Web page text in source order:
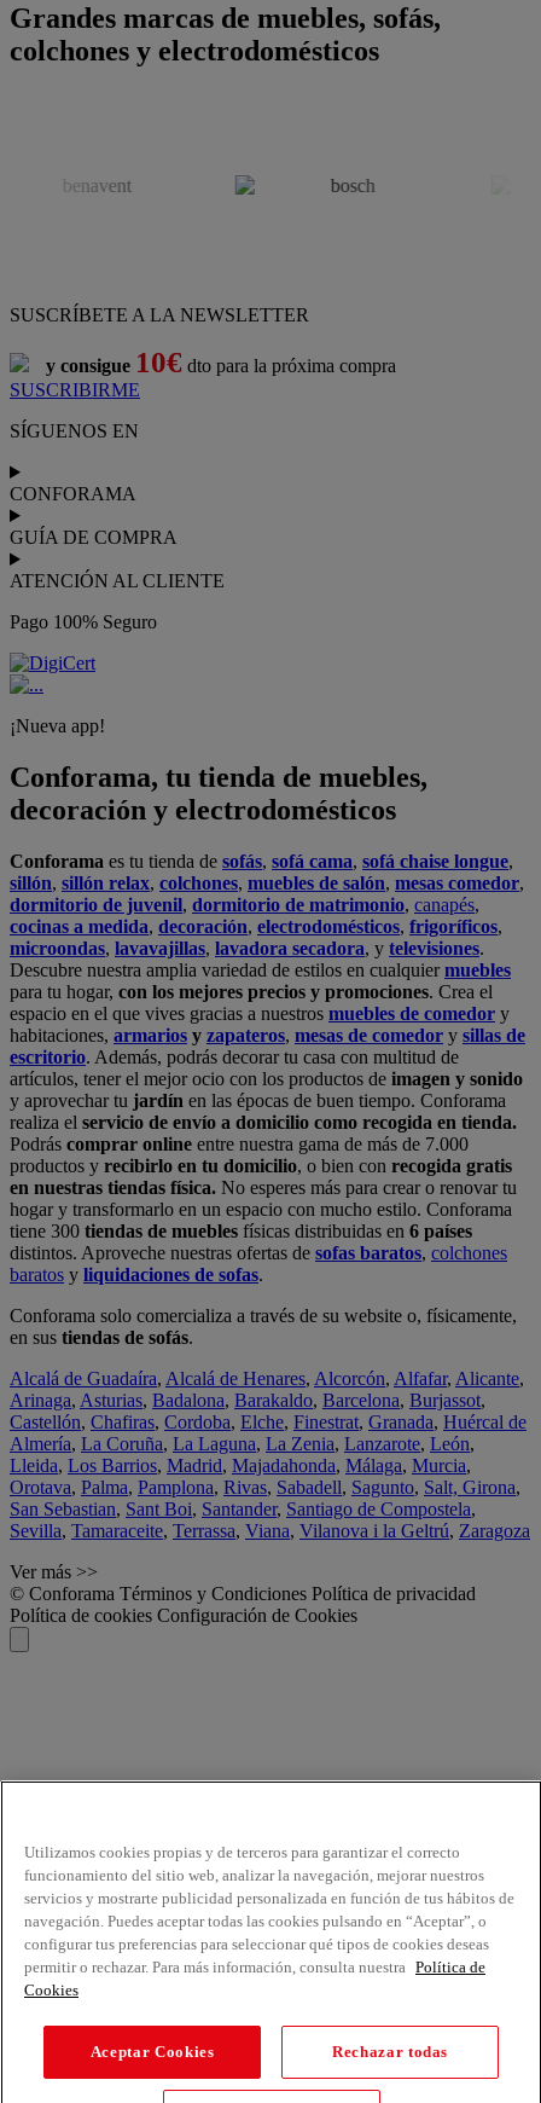
Grandes marcas de muebles, sofás,
colchones y electrodomésticos
SUSCRÍBETE A LA NEWSLETTER
y consigue 10€ dto para la próxima compra
SUSCRIBIRME
SÍGUENOS EN
CONFORAMA
GUÍA DE COMPRA
ATENCIÓN AL CLIENTE
Pago 100% Seguro
¡Nueva app!
Conforama, tu tienda de muebles,
decoración y electrodomésticos
Conforama es tu tienda de sofás, sofá cama, sofá chaise longue,
sillón, sillón relax, colchones, muebles de salón, mesas comedor,
dormitorio de juvenil, dormitorio de matrimonio, canapés,
cocinas a medida, decoración, electrodomésticos, frigoríficos,
microondas, lavavajillas, lavadora secadora, y televisiones.
Descubre nuestra amplia variedad de estilos en cualquiermuebles
para tu hogar, con los mejores precios y promociones. Crea el
espacio en el que vives gracias a nuestros muebles de comedor y
habitaciones, armarios y zapateros, mesas de comedor y sillas de
escritorio. Además, podrás decorar tu casa con multitud de
artículos, tener el mejor ocio con los productos de imagen y sonido
y aprovechar tu jardín en las épocas de buen tiempo. Conforama
realiza el servicio de envío a domicilio como recogida en tienda.
Podrás comprar online entre nuestra gama de más de 7.000
productos y recibirlo en tu domicilio, o bien con recogida gratis
en nuestras tiendas física. No esperes más para crear o renovar tu
hogar y transformarlo en un espacio con mucho estilo. Conforama
tiene 300 tiendas de muebles físicas distribuidas en 6 países
distintos. Aproveche nuestras ofertas de sofas baratos, colchones
baratos y liquidaciones de sofas.
Conforama solo comercializa a través de su website o, físicamente,
en sus tiendas de sofás.
Alcalá de Guadaíra, Alcalá de Henares, Alcorcón, Alfafar, Alicante,
Arinaga, Asturias, Badalona, Barakaldo, Barcelona, Burjassot,
Castellón, Chafiras, Cordoba, Elche, Finestrat, Granada, Huércal de
Almería, La Coruña, La Laguna, La Zenia, Lanzarote, León,
Lleida, Los Barrios, Madrid, Majadahonda, Málaga, Murcia,
Orotava, Palma, Pamplona, Rivas, Sabadell, Sagunto, Salt, Girona,
San Sebastian, Sant Boi, Santander, Santiago de Compostela,
Sevilla, Tamaraceite, Terrassa, Viana, Vilanova i la Geltrú, Zaragoza
Ver más >>
© Conforama Términos y Condiciones Política de privacidad
Política de cookies Configuración de Cookies
Utilizamos cookies propias y de terceros para garantizar el correcto
funcionamiento del sitio web, analizar la navegación, mejorar nuestros
servicios y mostrarte publicidad personalizada en función de tus hábitos de
navegación. Puedes aceptar todas las cookies pulsando en “Aceptar”, o
configurar tus preferencias para seleccionar qué tipos de cookies deseas
permitir o rechazar. Para más información, consulta nuestra Política de
Cookies
Aceptar Cookies Rechazar todas